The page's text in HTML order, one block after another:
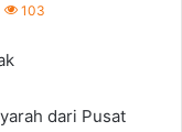
103
dari Pusat